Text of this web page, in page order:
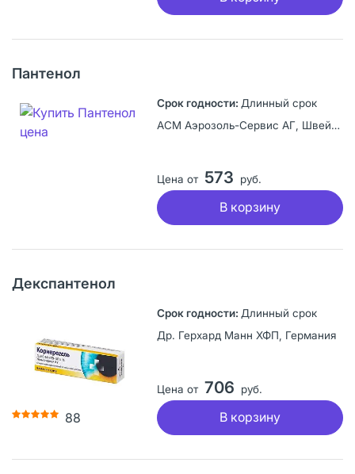
Пантенол
Длинный срок
АСМ Аэрозоль-Сервис АГ, Швейцария
Цена от 573 руб.
В корзину
Декспантенол
88
Длинный срок
Др. Герхард Манн ХФП, Германия
Цена от 706 руб.
В корзину